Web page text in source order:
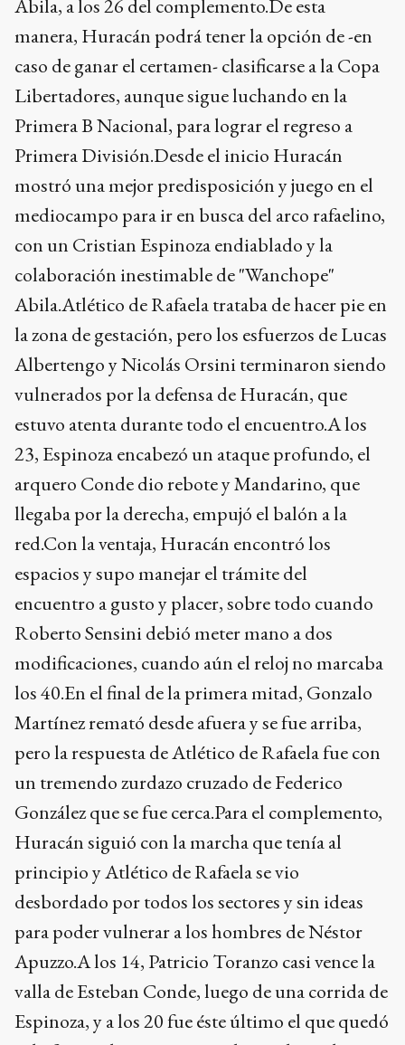
Abila, a los 26 del complemento.De esta
manera, Huracán podrá tener la opción de -en
caso de ganar el certamen- clasificarse a la Copa
Libertadores, aunque sigue luchando en la
Primera B Nacional, para lograr el regreso a
Primera División.Desde el inicio Huracán
mostró una mejor predisposición y juego en el
mediocampo para ir en busca del arco rafaelino,
con un Cristian Espinoza endiablado y la
colaboración inestimable de "Wanchope"
Abila.Atlético de Rafaela trataba de hacer pie en
la zona de gestación, pero los esfuerzos de Lucas
Albertengo y Nicolás Orsini terminaron siendo
vulnerados por la defensa de Huracán, que
estuvo atenta durante todo el encuentro.A los
23, Espinoza encabezó un ataque profundo, el
arquero Conde dio rebote y Mandarino, que
llegaba por la derecha, empujó el balón a la
red.Con la ventaja, Huracán encontró los
espacios y supo manejar el trámite del
encuentro a gusto y placer, sobre todo cuando
Roberto Sensini debió meter mano a dos
modificaciones, cuando aún el reloj no marcaba
los 40.En el final de la primera mitad, Gonzalo
Martínez remató desde afuera y se fue arriba,
pero la respuesta de Atlético de Rafaela fue con
un tremendo zurdazo cruzado de Federico
González que se fue cerca.Para el complemento,
Huracán siguió con la marcha que tenía al
principio y Atlético de Rafaela se vio
desbordado por todos los sectores y sin ideas
para poder vulnerar a los hombres de Néstor
Apuzzo.A los 14, Patricio Toranzo casi vence la
valla de Esteban Conde, luego de una corrida de
Espinoza, y a los 20 fue éste último el que quedó